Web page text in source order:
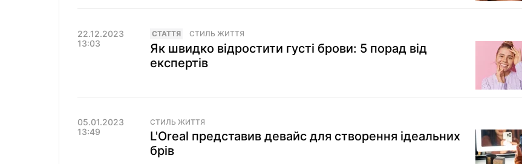
22.12.2023
13:03
СТАТТЯ СТИЛЬ ЖИТТЯ
Як швидко відростити густі брови: 5 порад від
експертів
05.01.2023
13:49
СТИЛЬ ЖИТТЯ
L'Oreal представив девайс для створення ідеальних
брів